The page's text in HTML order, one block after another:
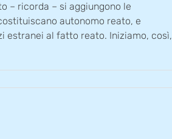
– ricorda – si aggiungono le
autonomo reato, e
estranei al fatto reato. Iniziamo, così,